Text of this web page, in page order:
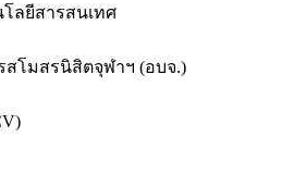
ลยีสารสนเทศ
สโมสรนิสิตจุฬาฯ (อบจ.)